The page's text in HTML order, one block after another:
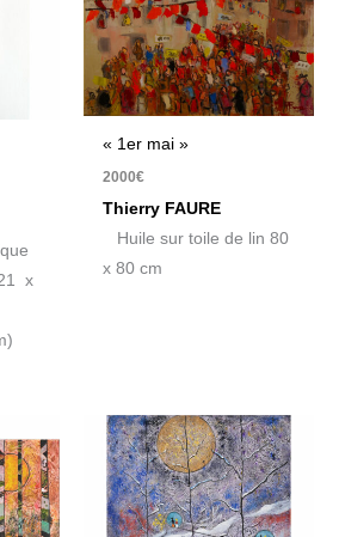
x
« 1er mai »
2000€
Thierry FAURE
Huile sur toile de lin 80
x 80 cm